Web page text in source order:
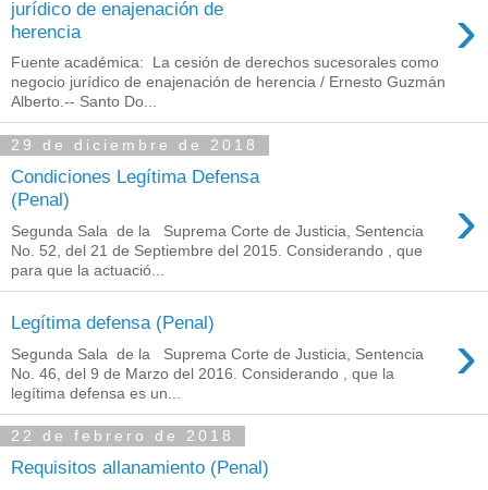
jurídico de enajenación de
herencia
›
Fuente académica: La cesión de derechos sucesorales como
negocio jurídico de enajenación de herencia / Ernesto Guzmán
Alberto.-- Santo Do...
29 de diciembre de 2018
Condiciones Legítima Defensa
(Penal)
›
Segunda Sala de la Suprema Corte de Justicia, Sentencia
No. 52, del 21 de Septiembre del 2015. Considerando , que
para que la actuació...
Legítima defensa (Penal) ›
Segunda Sala de la Suprema Corte de Justicia, Sentencia
No. 46, del 9 de Marzo del 2016. Considerando , que la
legítima defensa es un...
22 de febrero de 2018
Requisitos allanamiento (Penal)